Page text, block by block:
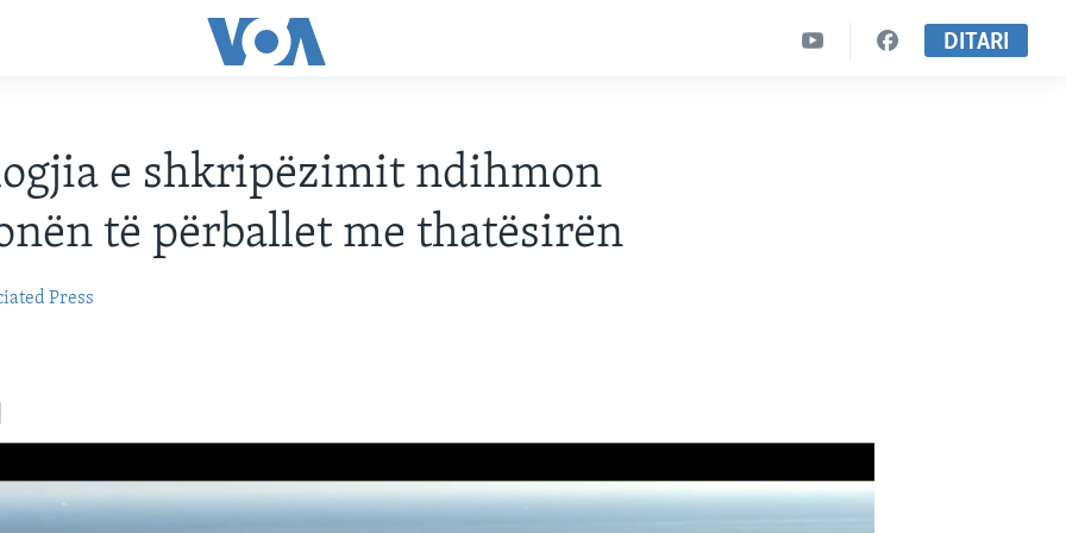
DITARI
e shkripëzimit ndihmon
të përballet me thatësirën
Press